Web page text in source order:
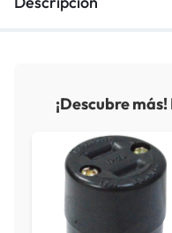
¡Descubre